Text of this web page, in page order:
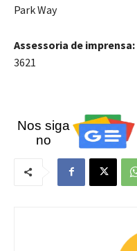
Park Way
Assessoria de imprensa:
3621
Nos siga
no